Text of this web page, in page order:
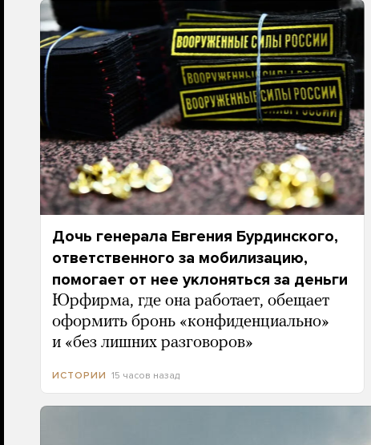
Дочь генерала Евгения Бурдинского,
ответственного за мобилизацию,
помогает от нее уклоняться за деньги
Юрфирма, где она работает, обещает
оформить бронь «конфиденциально»
и «без лишних разговоров»
ИСТОРИИ 15 часов назад